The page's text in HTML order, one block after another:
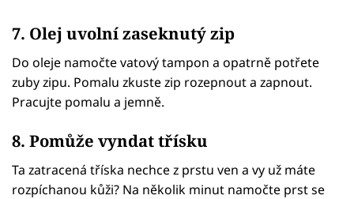
7. Olej uvolní zaseknutý zip
Do oleje namočte vatový tampon a opatrně potřete
zuby zipu. Pomalu zkuste zip rozepnout a zapnout.
Pracujte pomalu a jemně.
8. Pomůže vyndat třísku
Ta zatracená tříska nechce z prstu ven a vy už máte
rozpíchanou kůži? Na několik minut namočte prst se